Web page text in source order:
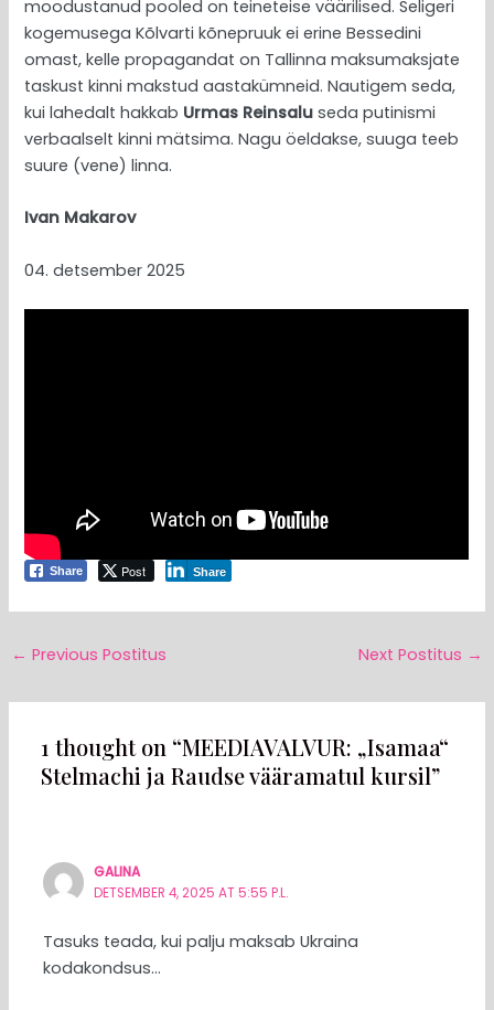
moodustanud pooled on teineteise väärilised. Seligeri
kogemusega Kõlvarti kõnepruuk ei erine Bessedini
omast, kelle propagandat on Tallinna maksumaksjate
taskust kinni makstud aastakümneid. Nautigem seda,
kui lahedalt hakkab Urmas Reinsalu seda putinismi
verbaalselt kinni mätsima. Nagu öeldakse, suuga teeb
suure (vene) linna.
Ivan Makarov
04. detsember 2025
Share Post Share
← Previous Postitus Next Postitus →
1 thought on “MEEDIAVALVUR: „Isamaa“
Stelmachi ja Raudse vääramatul kursil”
GALINA
DETSEMBER 4, 2025 AT 5:55 P.L.
Tasuks teada, kui palju maksab Ukraina
kodakondsus…